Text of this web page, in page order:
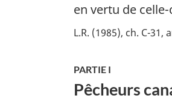
e
a
i
n
en vertu de celle-
L.R. (1985), ch. C-31,
PARTIE I
Pêcheurs